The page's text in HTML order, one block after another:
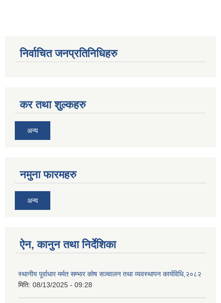
निर्वाचित जनप्रतिनिधिहरु
कर तथा शुल्कहरु
अन्य
नमुना फारमहरु
अन्य
ऐन, कानुन तथा निर्देशिका
स्थानीय पूर्वाधार मर्मत सम्भार कोष सञ्चालन तथा व्यवस्थापन कार्यविधि,२०८२
मिति: 08/13/2025 - 09:28